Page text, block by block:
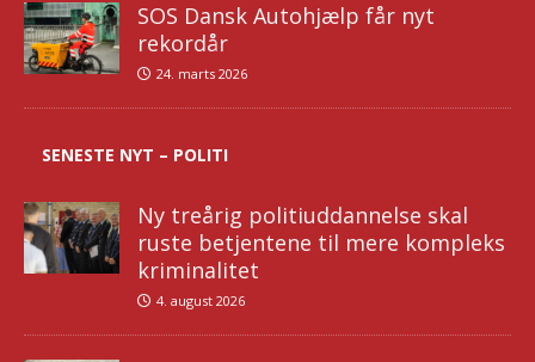
SOS Dansk Autohjælp får nyt
rekordår
24. marts 2026
SENESTE NYT – POLITI
Ny treårig politiuddannelse skal
ruste betjentene til mere kompleks
kriminalitet
4. august 2026